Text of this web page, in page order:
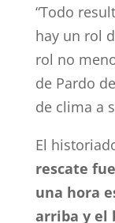
“Todo
hay un rol
rol no
de Pardo
de clima a
El
rescate
una hora
arriba y el